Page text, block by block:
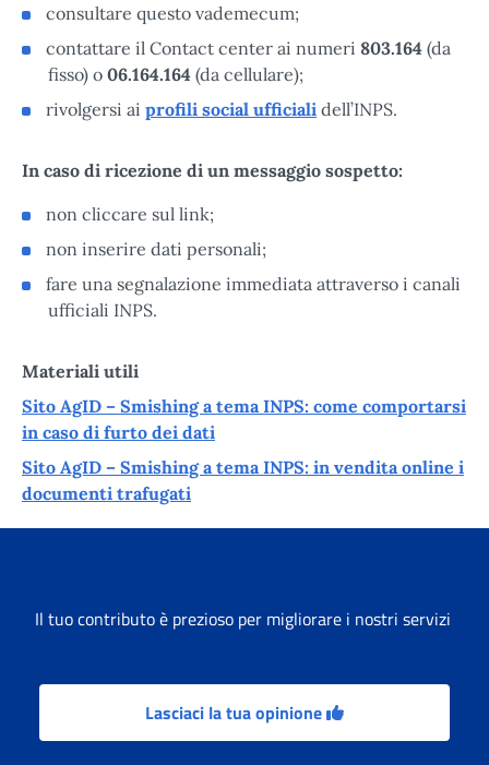
consultare questo vademecum;
contattare il Contact center ai numeri 803.164 (da
fisso) o 06.164.164 (da cellulare);
rivolgersi ai profili social ufficiali dell’INPS.
In caso di ricezione di un messaggio sospetto:
non cliccare sul link;
non inserire dati personali;
fare una segnalazione immediata attraverso i canali
ufficiali INPS.
Materiali utili
Sito AgID – Smishing a tema INPS: come comportarsi
in caso di furto dei dati
Sito AgID – Smishing a tema INPS: in vendita online i
documenti trafugati
Il tuo contributo è prezioso per migliorare i nostri servizi
Lasciaci la tua opinione